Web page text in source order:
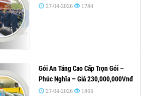
27-04-2026 1784
Gói An Táng Cao Cấp Trọn Gói –
Phúc Nghĩa – Giá 230,000,000Vnđ
27-04-2026 1866